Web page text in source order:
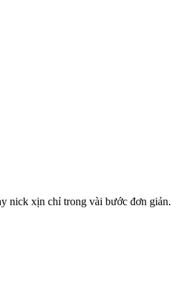
nick xịn chỉ trong vài bước đơn giản.